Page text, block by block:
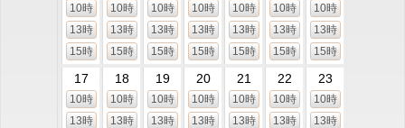
10時
13時
15時
10時
13時
15時
10時
13時
15時
10時
13時
15時
10時
13時
15時
10時
13時
15時
10時
13時
15時
17
10時
13時
18
10時
13時
19
10時
13時
20
10時
13時
21
10時
13時
22
10時
13時
23
10時
13時